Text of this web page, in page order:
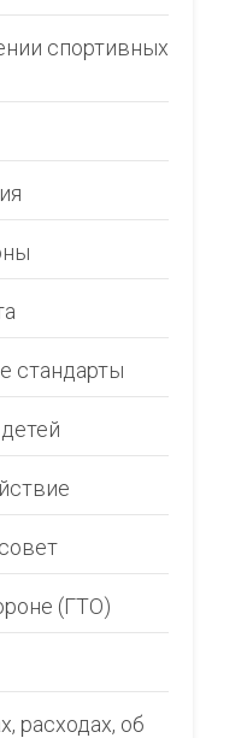
спортивных
стандарты
(ГТО)
расходах, об